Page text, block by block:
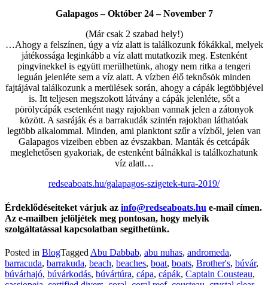
Galapagos – Október 24 – November 7
(Már csak 2 szabad hely!)
…Ahogy a felszínen, úgy a víz alatt is találkozunk fókákkal, melyek
játékossága leginkább a víz alatt mutatkozik meg. Estenként
pingvinekkel is együtt merülhetünk, ahogy nem ritka a tengeri
leguán jelenléte sem a víz alatt. A vízben élő teknősök minden
fajtájával találkozunk a merülések során, ahogy a cápák legtöbbjével
is. Itt teljesen megszokott látvány a cápák jelenléte, sőt a
pörölycápák esetenként nagy rajokban vannak jelen a zátonyok
között. A sasráják és a barrakudák szintén rajokban láthatóak
legtöbb alkalommal. Minden, ami planktont szűr a vízből, jelen van
Galapagos vizeiben ebben az évszakban. Manták és cetcápák
meglehetősen gyakoriak, de estenként bálnákkal is találkozhatunk
víz alatt…
redseaboats.hu/galapagos-szigetek-tura-2019/
Érdeklődéseiteket várjuk az info@redseaboats.hu e-mail címen.
Az e-mailben jelöljétek meg pontosan, hogy melyik
szolgáltatással kapcsolatban segíthetünk.
Posted in BlogTagged Abu Dabbab, abu nuhas, andromeda,
barracuda, barrakuda, beach, beaches, boat, boats, Brother's, búvár,
búvárhajó, búvárkodás, búvártúra, cápa, cápák, Captain Cousteau,